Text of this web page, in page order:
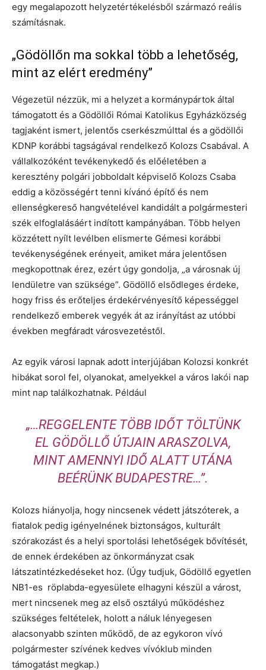
egy megalapozott helyzetértékelésből származó reális
számításnak.
„Gödöllőn ma sokkal több a lehetőség,
mint az elért eredmény”
Végezetül nézzük, mi a helyzet a kormánypártok által
támogatott és a Gödöllői Római Katolikus Egyházközség
tagjaként ismert, jelentős cserkészmúlttal és a gödöllői
KDNP korábbi tagságával rendelkező Kolozs Csabával. A
vállalkozóként tevékenykedő és előéletében a
keresztény polgári jobboldalt képviselő Kolozs Csaba
eddig a közösségért tenni kívánó építő és nem
ellenségkereső hangvételével kandidált a polgármesteri
szék elfoglalásáért indított kampányában. Több helyen
közzétett nyílt levélben elismerte Gémesi korábbi
tevékenységének erényeit, amiket mára jelentősen
megkopottnak érez, ezért úgy gondolja, „a városnak új
lendületre van szüksége”. Gödöllő elsődleges érdeke,
hogy friss és erőteljes érdekérvényesítő képességgel
rendelkező emberek vegyék át az irányítást az utóbbi
években megfáradt városvezetéstől.
Az egyik városi lapnak adott interjújában Kolozsi konkrét
hibákat sorol fel, olyanokat, amelyekkel a város lakói nap
mint nap találkozhatnak. Például
„…REGGELENTE TÖBB IDŐT TÖLTÜNK
EL GÖDÖLLŐ ÚTJAIN ARASZOLVA,
MINT AMENNYI IDŐ ALATT UTÁNA
BEÉRÜNK BUDAPESTRE…”.
Kolozs hiányolja, hogy nincsenek védett játszóterek, a
fiatalok pedig igényelnének biztonságos, kulturált
szórakozást és a helyi sportolási lehetőségek bővítését,
de ennek érdekében az önkormányzat csak
látszatintézkedéseket hoz. (Úgy tudjuk, Gödöllő egyetlen
NB1-es röplabda-egyesülete elhagyni készül a várost,
mert nincsenek meg az első osztályú működéshez
szükséges feltételek, holott a náluk lényegesen
alacsonyabb szinten működő, de az egykoron vívó
polgármester szívének kedves vívóklub minden
támogatást megkap.)